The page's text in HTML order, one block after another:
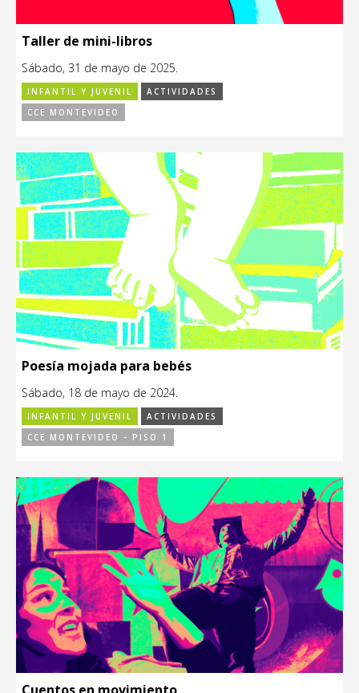
Taller de mini-libros
Sábado, 31 de mayo de 2025.
INFANTIL Y JUVENIL
ACTIVIDADES
CCE MONTEVIDEO
Poesía mojada para bebés
Sábado, 18 de mayo de 2024.
INFANTIL Y JUVENIL
ACTIVIDADES
CCE MONTEVIDEO - PISO 1